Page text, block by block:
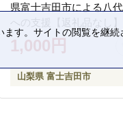
県富士吉田市による八
への支援【返礼品なし】
1,000円
山梨県 富士吉田市
す。サイトの閲覧を継